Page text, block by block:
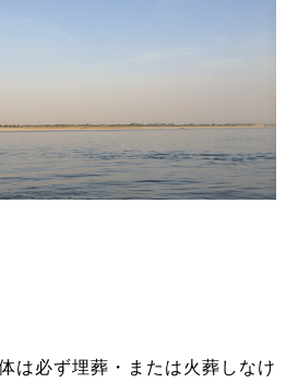
は必ず埋葬・または火葬しなけ